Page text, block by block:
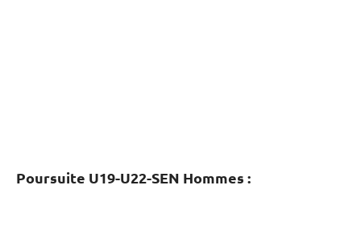
Poursuite U19-U22-SEN Hommes :